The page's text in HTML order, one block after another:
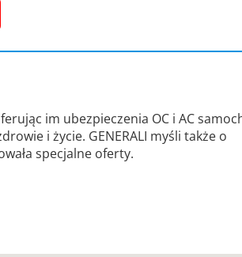
im ubezpieczenia OC i AC
i życie. GENERALI myśli także o
specjalne oferty.